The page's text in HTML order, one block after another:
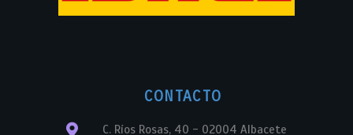
CONTACTO
C. Ríos Rosas, 40 - 02004 Albacete